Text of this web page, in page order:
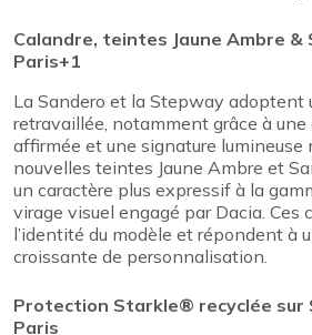
Calandre, teintes Jaune Ambre &
Paris+1
La Sandero et la Stepway adoptent
retravaillée, notamment grâce à une
affirmée et une signature lumineuse
nouvelles teintes Jaune Ambre et
un caractère plus expressif à la
virage visuel engagé par Dacia. Ces
l’identité du modèle et répondent à
croissante de personnalisation.
Protection Starkle® recyclée sur
Paris